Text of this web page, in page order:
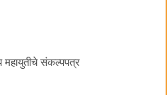
महायुतीचे संकल्पपत्र